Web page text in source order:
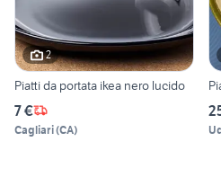
2
Piatti da portata ikea nero lucido
7 €
Cagliari(CA)